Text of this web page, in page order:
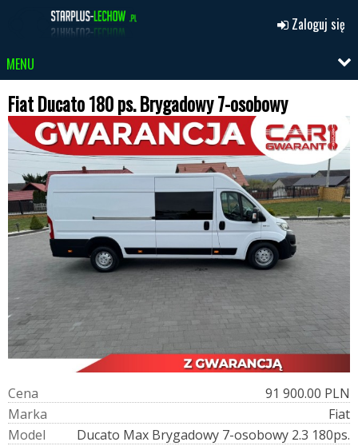
Zaloguj się
MENU
Fiat Ducato 180 ps. Brygadowy 7-osobowy
Cena
91 900.00 PLN
Marka
Fiat
Model
Ducato Max Brygadowy 7-osobowy 2.3 180ps.